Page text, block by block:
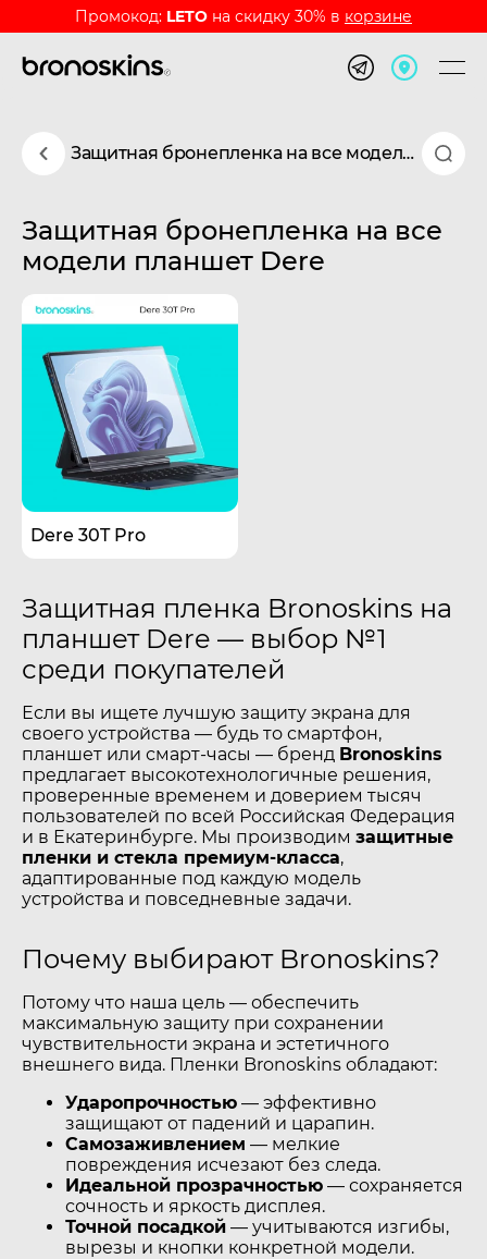
Промокод: LETO на скидку 30% в корзине
Защитная бронепленка на все модели планшет Dere
Защитная бронепленка на все
модели планшет Dere
Dere 30T Pro
Защитная пленка Bronoskins на
планшет Dere — выбор №1
среди покупателей
Если вы ищете лучшую защиту экрана для
своего устройства — будь то смартфон,
планшет или смарт-часы — бренд Bronoskins
предлагает высокотехнологичные решения,
проверенные временем и доверием тысяч
пользователей по всей Российская Федерация
и в Екатеринбурге. Мы производим защитные
пленки и стекла премиум-класса,
адаптированные под каждую модель
устройства и повседневные задачи.
Почему выбирают Bronoskins?
Потому что наша цель — обеспечить
максимальную защиту при сохранении
чувствительности экрана и эстетичного
внешнего вида. Пленки Bronoskins обладают:
Ударопрочностью — эффективно
защищают от падений и царапин.
Самозаживлением — мелкие
повреждения исчезают без следа.
Идеальной прозрачностью — сохраняется
сочность и яркость дисплея.
Точной посадкой — учитываются изгибы,
вырезы и кнопки конкретной модели.